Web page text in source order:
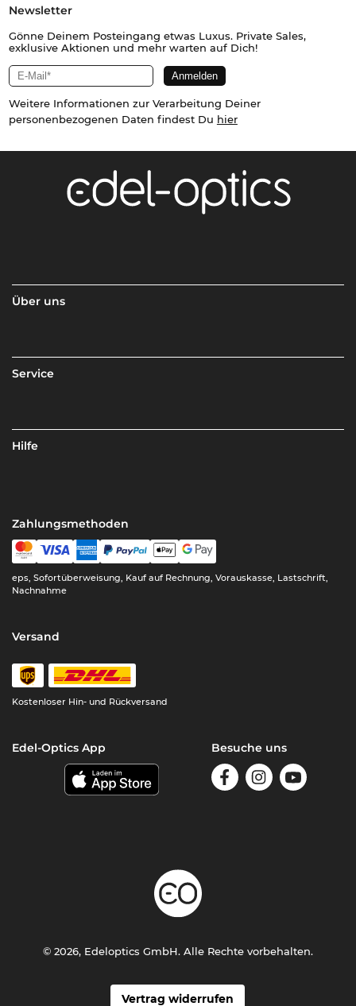
Newsletter
Gönne Deinem Posteingang etwas Luxus. Private Sales,
exklusive Aktionen und mehr warten auf Dich!
Weitere Informationen zur Verarbeitung Deiner
personenbezogenen Daten findest Du hier
Über uns
Service
Hilfe
Zahlungsmethoden
eps, Sofortüberweisung, Kauf auf Rechnung, Vorauskasse, Lastschrift,
Nachnahme
Versand
Kostenloser Hin- und Rückversand
Edel-Optics App Besuche uns
Vertrag widerrufen
© 2026, Edeloptics GmbH. Alle Rechte vorbehalten.